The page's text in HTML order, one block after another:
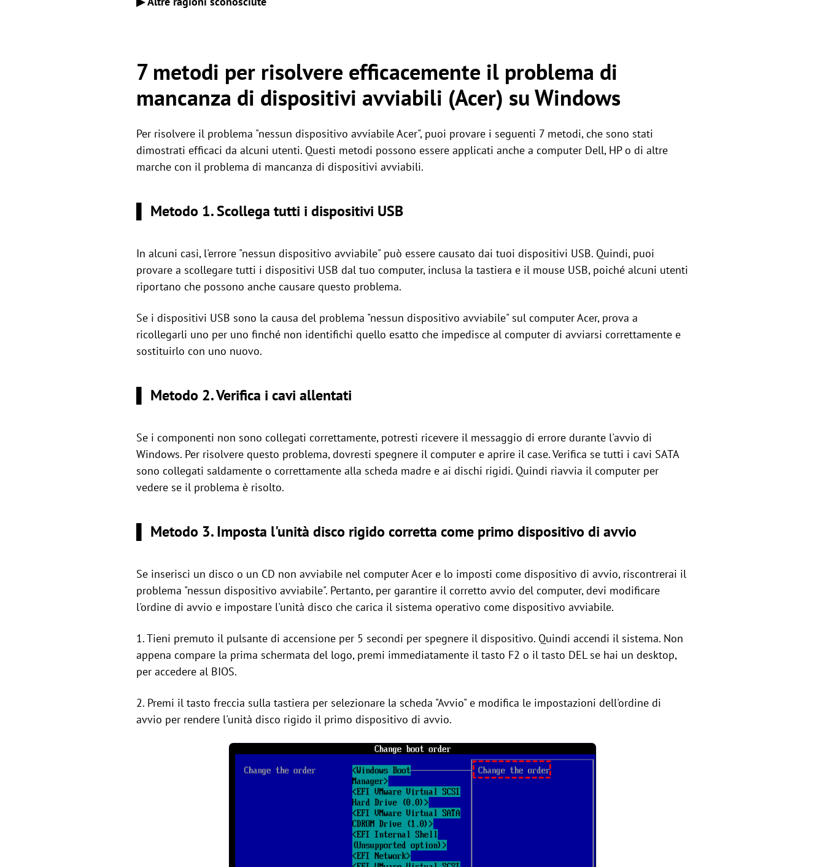
7 metodi per risolvere efficacemente il problema di
mancanza di dispositivi avviabili (Acer) su Windows
Per risolvere il problema "nessun dispositivo avviabile Acer", puoi provare i seguenti 7 metodi, che sono stati
dimostrati efficaci da alcuni utenti. Questi metodi possono essere applicati anche a computer Dell, HP o di altre
marche con il problema di mancanza di dispositivi avviabili.
▌ Metodo 1. Scollega tutti i dispositivi USB
In alcuni casi, l'errore "nessun dispositivo avviabile" può essere causato dai tuoi dispositivi USB. Quindi, puoi
provare a scollegare tutti i dispositivi USB dal tuo computer, inclusa la tastiera e il mouse USB, poiché alcuni utenti
riportano che possono anche causare questo problema.
Se i dispositivi USB sono la causa del problema "nessun dispositivo avviabile" sul computer Acer, prova a
ricollegarli uno per uno finché non identifichi quello esatto che impedisce al computer di avviarsi correttamente e
sostituirlo con uno nuovo.
▌ Metodo 2. Verifica i cavi allentati
Se i componenti non sono collegati correttamente, potresti ricevere il messaggio di errore durante l'avvio di
Windows. Per risolvere questo problema, dovresti spegnere il computer e aprire il case. Verifica se tutti i cavi SATA
sono collegati saldamente o correttamente alla scheda madre e ai dischi rigidi. Quindi riavvia il computer per
vedere se il problema è risolto.
▌ Metodo 3. Imposta l'unità disco rigido corretta come primo dispositivo di avvio
Se inserisci un disco o un CD non avviabile nel computer Acer e lo imposti come dispositivo di avvio, riscontrerai il
problema "nessun dispositivo avviabile". Pertanto, per garantire il corretto avvio del computer, devi modificare
l'ordine di avvio e impostare l'unità disco che carica il sistema operativo come dispositivo avviabile.
1. Tieni premuto il pulsante di accensione per 5 secondi per spegnere il dispositivo. Quindi accendi il sistema. Non
appena compare la prima schermata del logo, premi immediatamente il tasto F2 o il tasto DEL se hai un desktop,
per accedere al BIOS.
2. Premi il tasto freccia sulla tastiera per selezionare la scheda "Avvio" e modifica le impostazioni dell'ordine di
avvio per rendere l'unità disco rigido il primo dispositivo di avvio.